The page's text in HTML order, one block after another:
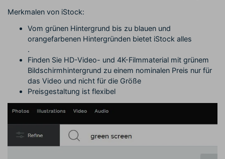
Merkmalen von iStock:
Vom grünen Hintergrund bis zu blauen und
orangefarbenen Hintergründen bietet iStock alles
.
Finden Sie HD-Video- und 4K-Filmmaterial mit grünem
Bildschirmhintergrund zu einem nominalen Preis nur für
das Video und nicht für die Größe
Preisgestaltung ist flexibel